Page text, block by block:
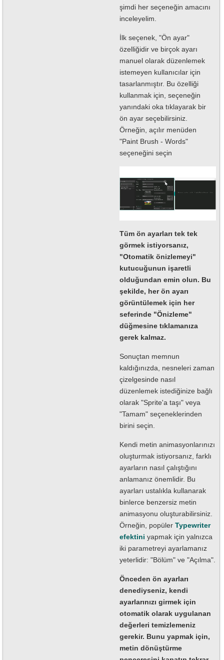
şimdi her seçeneğin amacını
inceleyelim.
İlk seçenek, "Ön ayar"
özelliğidir ve birçok ayarı
manuel olarak düzenlemek
istemeyen kullanıcılar için
tasarlanmıştır. Bu özelliği
kullanmak için, seçeneğin
yanındaki oka tıklayarak bir
ön ayar seçebilirsiniz.
Örneğin, açılır menüden
"Paint Brush - Words"
seçeneğini seçin
Tüm ön ayarları tek tek
görmek istiyorsanız,
"Otomatik önizlemeyi"
kutucuğunun işaretli
olduğundan emin olun. Bu
şekilde, her ön ayarı
görüntülemek için her
seferinde "Önizleme"
düğmesine tıklamanıza
gerek kalmaz.
Sonuçtan memnun
kaldığınızda, nesneleri zaman
çizelgesinde nasıl
düzenlemek istediğinize bağlı
olarak "Sprite'a taşı" veya
"Tamam" seçeneklerinden
birini seçin.
Kendi metin animasyonlarınızı
oluşturmak istiyorsanız, farklı
ayarların nasıl çalıştığını
anlamanız önemlidir. Bu
ayarları ustalıkla kullanarak
binlerce benzersiz metin
animasyonu oluşturabilirsiniz.
Örneğin, popüler Typewriter
efektini yapmak için yalnızca
iki parametreyi ayarlamanız
yeterlidir: "Bölüm" ve "Açılma".
Önceden ön ayarları
denediyseniz, kendi
ayarlarınızı girmek için
otomatik olarak uygulanan
değerleri temizlemeniz
gerekir. Bunu yapmak için,
metin dönüştürme